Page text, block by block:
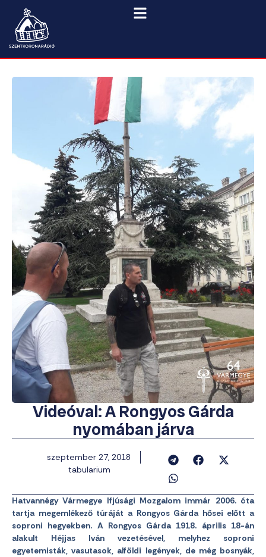
Videóval: A Rongyos Gárda
nyomában járva
szeptember 27, 2018
tabularium
Hatvannégy Vármegye Ifjúsági Mozgalom immár 2006. óta
tartja megemlékező túráját a Rongyos Gárda hősei előtt a
soproni hegyekben. A Rongyos Gárda 1918. április 18-án
alakult Héjjas Iván vezetésével, melyhez soproni
egyetemisták, vasutasok, alföldi legények, de még bosnyák,